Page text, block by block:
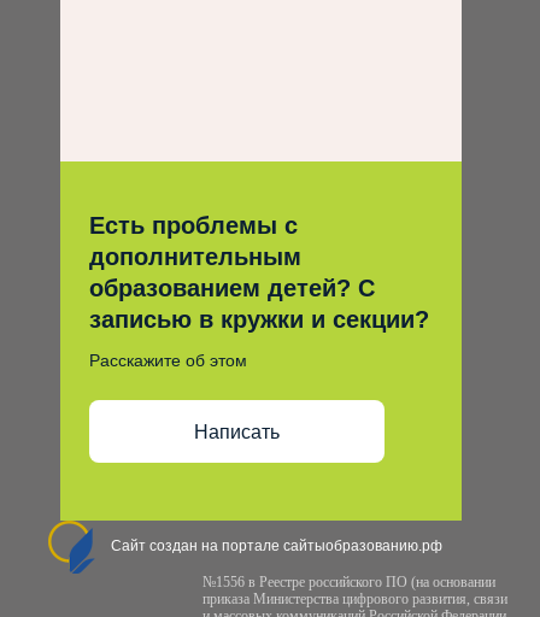
Есть проблемы с
дополнительным
образованием детей? С
записью в кружки и секции?
Расскажите об этом
Написать
Сайт создан на портале сайтыобразованию.рф
№1556 в Реестре российского ПО (на основании
приказа Министерства цифрового развития, связи